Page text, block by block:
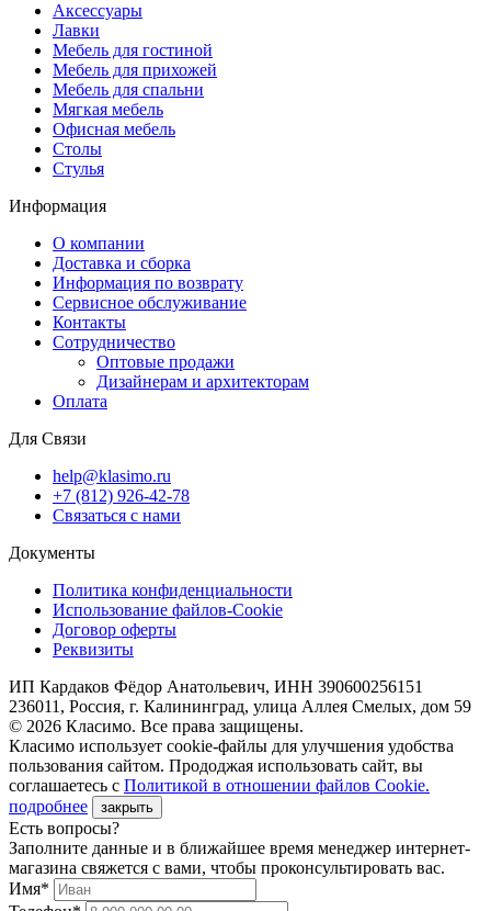
Аксессуары
Лавки
Мебель для гостиной
Мебель для прихожей
Мебель для спальни
Мягкая мебель
Офисная мебель
Столы
Стулья
Информация
О компании
Доставка и сборка
Информация по возврату
Сервисное обслуживание
Контакты
Сотрудничество
Оптовые продажи
Дизайнерам и архитекторам
Оплата
Для Связи
help@klasimo.ru
+7 (812) 926-42-78
Связаться с нами
Документы
Политика конфиденциальности
Использование файлов-Cookie
Договор оферты
Реквизиты
ИП Кардаков Фёдор Анатольевич, ИНН 390600256151
236011, Россия, г. Калининград, улица Аллея Смелых, дом 59
© 2026 Класимо. Все права защищены.
Класимо использует cookie-файлы для улучшения удобства
пользования сайтом. Прододжая использовать сайт, вы
соглашаетесь с Политикой в отношении файлов Сookie.
подробнее
закрыть
Есть вопросы?
Заполните данные и в ближайшее время менеджер интернет-
магазина свяжется с вами, чтобы проконсультировать вас.
Имя*